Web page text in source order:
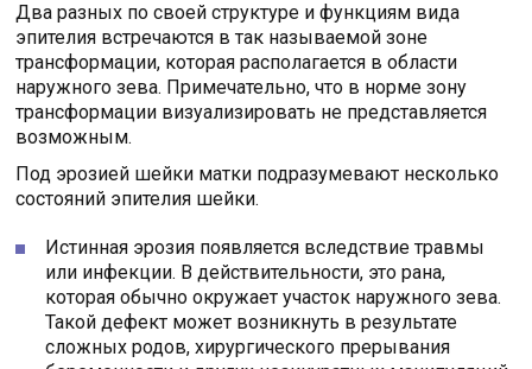
Два разных по своей структуре и функциям вида
эпителия встречаются в так называемой зоне
трансформации, которая располагается в области
наружного зева. Примечательно, что в норме зону
трансформации визуализировать не представляется
возможным.
Под эрозией шейки матки подразумевают несколько
состояний эпителия шейки.
Истинная эрозия появляется вследствие травмы
или инфекции. В действительности, это рана,
которая обычно окружает участок наружного зева.
Такой дефект может возникнуть в результате
сложных родов, хирургического прерывания